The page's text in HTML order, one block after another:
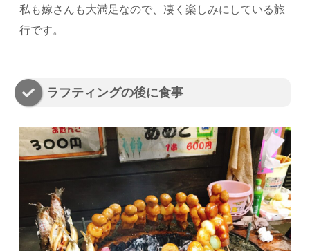
私も嫁さんも大満足なので、凄く楽しみにしている旅
行です。
ラフティングの後に食事